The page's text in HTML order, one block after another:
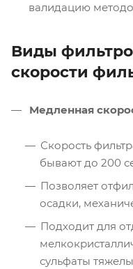
валидацию
Виды
скорости
Медленная
Скорость
бывают до 200
Позволяет
осадки,
Подходит для
сульфаты